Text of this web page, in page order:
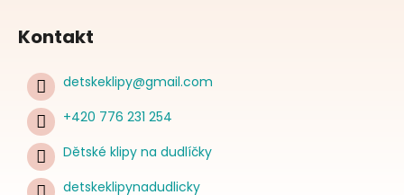
Kontakt
detskeklipy@gmail.com
+420 776 231 254
Dětské klipy na dudlíčky
detskeklipynadudlicky